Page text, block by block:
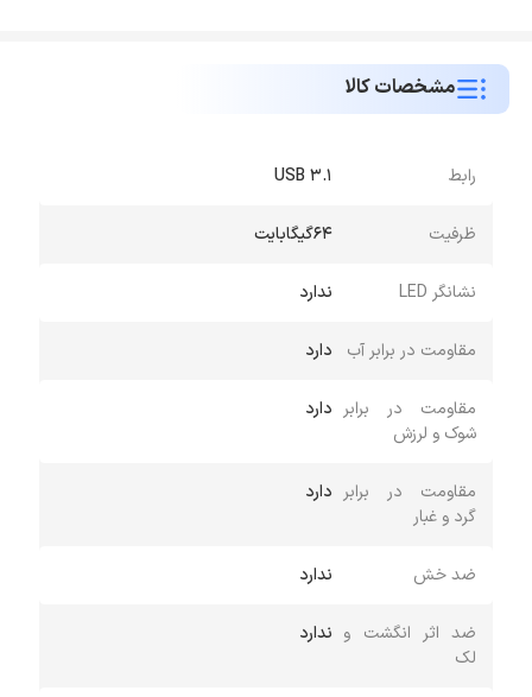
مشخصات کالا
رابط USB 3.1
ظرفیت 64گیگابایت
نشانگر LED ندارد
مقاومت در برابر آب دارد
مقاومت در برابر
شوک و لرزش
دارد
مقاومت در برابر
گرد و غبار
دارد
ضد خش ندارد
ضد اثر انگشت و
لک
ندارد